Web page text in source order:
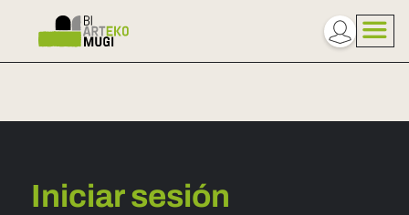
Iniciar sesión